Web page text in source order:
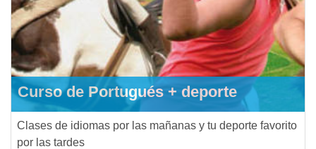
Curso de Portugués + deporte
Clases de idiomas por las mañanas y tu deporte favorito
por las tardes